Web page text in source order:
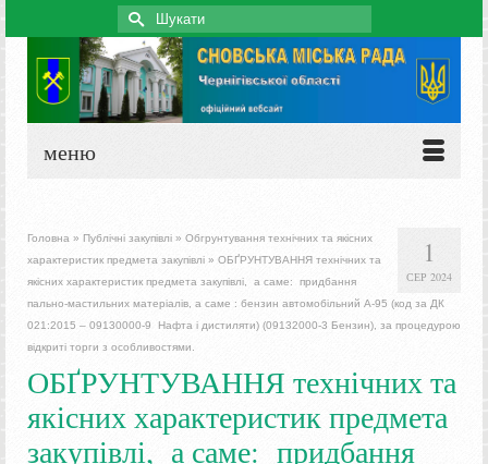
Search
for:
меню
1
СЕР 2024
Головна » Публічні закупівлі » Обгрунтування технічних та якісних
характеристик предмета закупівлі » ОБҐРУНТУВАННЯ технічних та
якісних характеристик предмета закупівлі, а саме: придбання
пально-мастильних матеріалів, а саме : бензин автомобільний А-95 (код за ДК
021:2015 – 09130000-9 Нафта і дистиляти) (09132000-3 Бензин), за процедурою
відкриті торги з особливостями.
ОБҐРУНТУВАННЯ технічних та
якісних характеристик предмета
закупівлі, а саме: придбання